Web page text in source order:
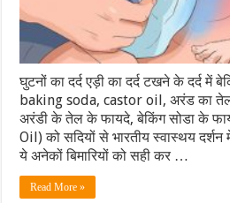
घुटनों का दर्द एड़ी का दर्द टखने के दर्द में
baking soda, castor oil, अरंड का
अरंडी के तेल के फायदे, बेकिंग सोडा के
Oil) को सदियों से भारतीय स्वास्थय दर्शन
ये अनेकों बिमारियों को सही कर …
Read More »